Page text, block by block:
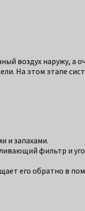
воздух наружу,
На этом этапе
и запахами.
фильтр и
его обратно в